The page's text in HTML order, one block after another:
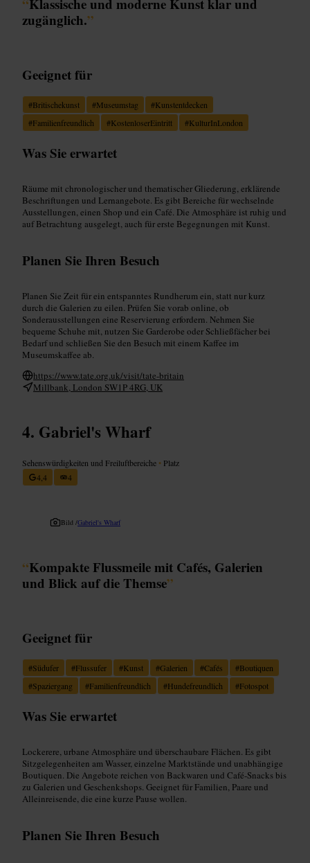
zugänglich.”
Geeignet für
#Britischekunst #Museumstag #Kunstentdecken
#Familienfreundlich #KostenloserEintritt #KulturInLondon
Was Sie erwartet
Räume mit chronologischer und thematischer Gliederung, erklärende
Beschriftungen und Lernangebote. Es gibt Bereiche für wechselnde
Ausstellungen, einen Shop und ein Café. Die Atmosphäre ist ruhig und
auf Betrachtung ausgelegt, auch für erste Begegnungen mit Kunst.
Planen Sie Ihren Besuch
Planen Sie Zeit für ein entspanntes Rundherum ein, statt nur kurz
durch die Galerien zu eilen. Prüfen Sie vorab online, ob
Sonderausstellungen eine Reservierung erfordern. Nehmen Sie
bequeme Schuhe mit, nutzen Sie Garderobe oder Schließfächer bei
Bedarf und schließen Sie den Besuch mit einem Kaffee im
Museumskaffee ab.
https://www.tate.org.uk/visit/tate-britain
Millbank, London SW1P 4RG, UK
Gabriel's Wharf
Sehenswürdigkeiten und Freiluftbereiche • Platz
4,4
4
Bild /Gabriel's Wharf
“Kompakte Flussmeile mit Cafés, Galerien
und Blick auf die Themse”
Geeignet für
#Südufer #Flussufer #Kunst #Galerien #Cafés #Boutiquen
#Spaziergang #Familienfreundlich #Hundefreundlich #Fotospot
Was Sie erwartet
Lockerere, urbane Atmosphäre und überschaubare Flächen. Es gibt
Sitzgelegenheiten am Wasser, einzelne Marktstände und unabhängige
Boutiquen. Die Angebote reichen von Backwaren und Café‑Snacks bis
zu Galerien und Geschenkshops. Geeignet für Familien, Paare und
Alleinreisende, die eine kurze Pause wollen.
Planen Sie Ihren Besuch